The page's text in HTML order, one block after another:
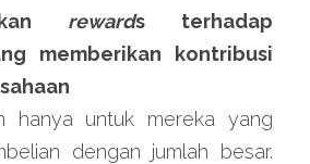
rewards terhadap
memberikan kontribusi
hanya untuk mereka yang
dengan jumlah besar.